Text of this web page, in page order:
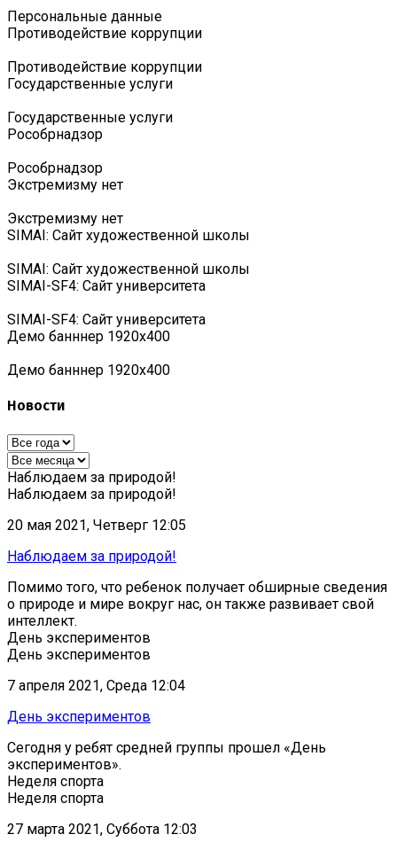
Персональные данные
Противодействие коррупции
Противодействие коррупции
Государственные услуги
Государственные услуги
Роcобрнадзор
Роcобрнадзор
Экстремизму нет
Экстремизму нет
SIMAI: Сайт художественной школы
SIMAI: Сайт художественной школы
SIMAI-SF4: Сайт университета
SIMAI-SF4: Сайт университета
Демо банннер 1920х400
Демо банннер 1920х400
Новости
Наблюдаем за природой!
Наблюдаем за природой!
20 мая 2021, Четверг 12:05
Наблюдаем за природой!
Помимо того, что ребенок получает обширные сведения
о природе и мире вокруг нас, он также развивает свой
интеллект.
День экспериментов
День экспериментов
7 апреля 2021, Среда 12:04
День экспериментов
Сегодня у ребят средней группы прошел «День
экспериментов».
Неделя спорта
Неделя спорта
27 марта 2021, Суббота 12:03